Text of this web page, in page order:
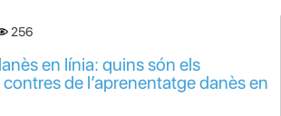
256
en línia: quins són els
de l’aprenentatge danès en